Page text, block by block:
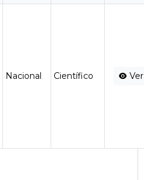
Nacional Científico Ver